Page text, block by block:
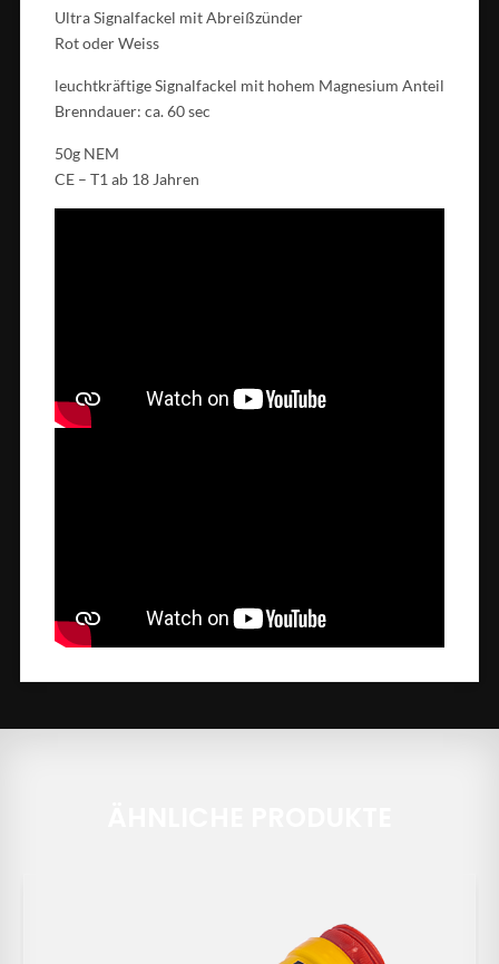
Ultra Signalfackel mit Abreißzünder
Rot oder Weiss
leuchtkräftige Signalfackel mit hohem Magnesium Anteil
Brenndauer: ca. 60 sec
50g NEM
CE – T1 ab 18 Jahren